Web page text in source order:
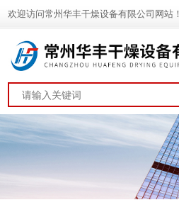
欢迎访问常州华丰干燥设备有限公司网站！